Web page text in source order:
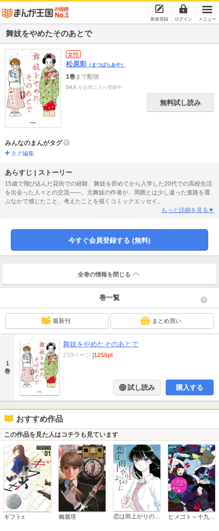
新規登録 ログイン メニュー
舞妓をやめたそのあとで
女性
松原彩 （まつばらあや）
1巻まで配信
54人 がお気に入り登録中
無料試し読み
みんなのまんがタグ
タグ編集
あらすじ | ストーリー
15歳で飛び込んだ花街での経験、舞妓を辞めてから入学した20代での高校生活
を出会った人々との交流――。元舞妓の作者が、周囲とは少し違った進路を選
ぶなかで感じたこと、考えたことを描くコミックエッセイ。
もっと詳細を見る▼
今すぐ会員登録する (無料)
全巻の情報を 閉じる
巻一覧
最新刊 まとめ買い
1
巻
舞妓をやめたそのあとで
233ページ 1250pt
試し読み 購入する
おすすめ作品
この作品を見た人はコチラも見ています
ギフト± 幽麗塔 恋は雨上がりのように